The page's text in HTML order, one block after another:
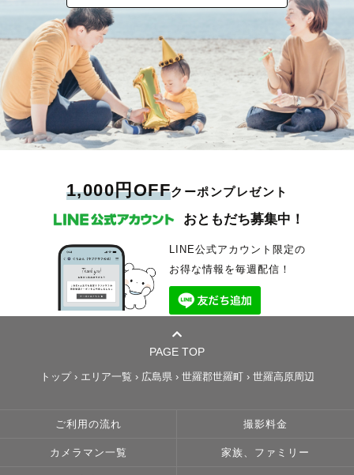
1,000円OFFクーポンプレゼント
おともだち募集中！
LINE公式アカウント限定の
お得な情報を毎週配信！
PAGE TOP
トップ› エリア一覧 › 広島県› 世羅郡世羅町 › 世羅高原周辺
ご利用の流れ 撮影料金
カメラマン一覧 家族、ファミリー